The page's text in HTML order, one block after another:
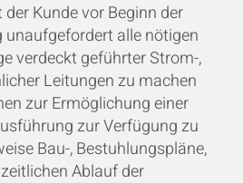
Kunde vor Beginn der
alle nötigen
verdeckt geführter Strom-,
Leitungen zu machen
zur Ermöglichung einer
zur Verfügung zu
Bau-, Bestuhlungspläne,
Ablauf der